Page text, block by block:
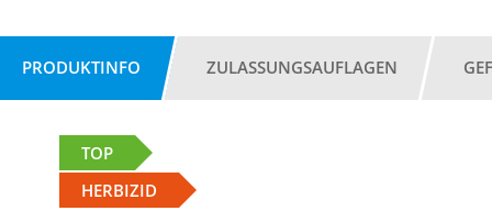
PRODUKTINFO ZULASSUNGSAUFLAGEN
TOP
HERBIZID